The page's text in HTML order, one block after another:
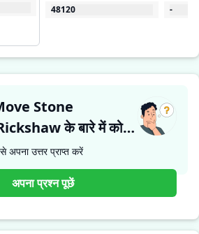
48120 -
Stone
के बारे में कोई
अपना उत्तर प्राप्त करें
अपना प्रश्न पूछें